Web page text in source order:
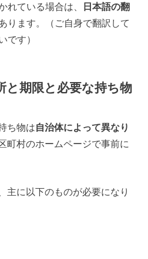
れている場合は、
日本語の翻
ります。（ご自身で翻訳して
です）
と期限と必要な持ち物
ち物は自治体によって異なり
町村のホームページで事前に
主に以下のものが必要になり